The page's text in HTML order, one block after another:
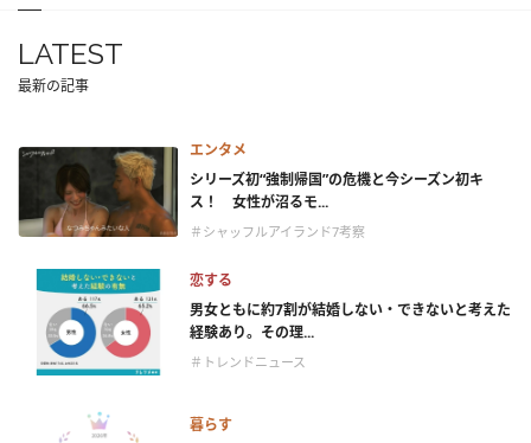
LATEST
最新の記事
エンタメ
シリーズ初“強制帰国”の危機と今シーズン初キ
ス！ 女性が沼るモ...
＃シャッフルアイランド7考察
恋する
男女ともに約7割が結婚しない・できないと考えた
経験あり。その理...
＃トレンドニュース
暮らす